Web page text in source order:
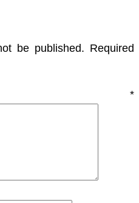
be published. Required
*